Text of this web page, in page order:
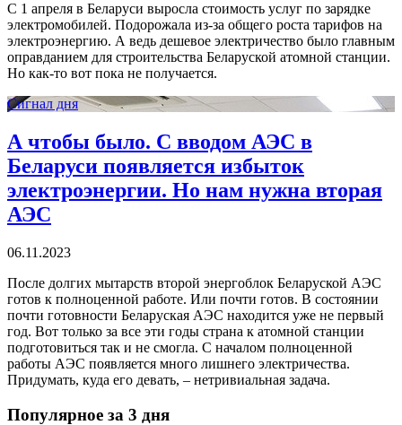
С 1 апреля в Беларуси выросла стоимость услуг по зарядке
электромобилей. Подорожала из-за общего роста тарифов на
электроэнергию. А ведь дешевое электричество было главным
оправданием для строительства Беларуской атомной станции.
Но как-то вот пока не получается.
Сигнал дня
А чтобы было. С вводом АЭС в
Беларуси появляется избыток
электроэнергии. Но нам нужна вторая
АЭС
06.11.2023
После долгих мытарств второй энергоблок Беларуской АЭС
готов к полноценной работе. Или почти готов. В состоянии
почти готовности Беларуская АЭС находится уже не первый
год. Вот только за все эти годы страна к атомной станции
подготовиться так и не смогла. С началом полноценной
работы АЭС появляется много лишнего электричества.
Придумать, куда его девать, – нетривиальная задача.
Популярное за 3 дня